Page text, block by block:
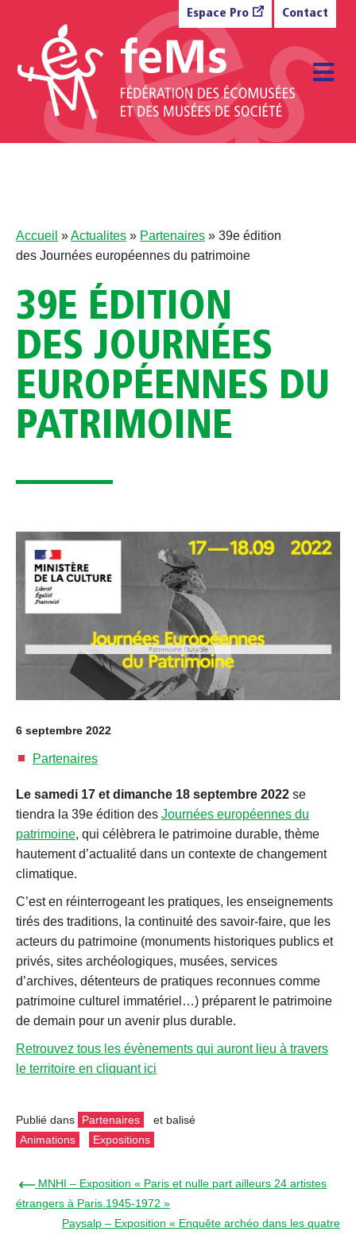
Espace Pro Contact
Accueil »Actualites » Partenaires » 39e édition
des Journées européennes du patrimoine
39E ÉDITION
DES JOURNÉES
EUROPÉENNES DU
PATRIMOINE
6 septembre 2022
Partenaires
Le samedi 17 et dimanche 18 septembre 2022 se
tiendra la 39e édition des Journées européennes du
patrimoine, qui célèbrera le patrimoine durable, thème
hautement d’actualité dans un contexte de changement
climatique.
C’est en réinterrogeant les pratiques, les enseignements
tirés des traditions, la continuité des savoir-faire, que les
acteurs du patrimoine (monuments historiques publics et
privés, sites archéologiques, musées, services
d’archives, détenteurs de pratiques reconnues comme
patrimoine culturel immatériel…) préparent le patrimoine
de demain pour un avenir plus durable.
Retrouvez tous les évènements qui auront lieu à travers
le territoire en cliquant ici
Publié dans Partenaires
et balisé
Animations
Expositions
← MNHI – Exposition « Paris et nulle part ailleurs 24 artistes
étrangers à Paris.1945-1972 »
Paysalp – Exposition « Enquête archéo dans les quatre